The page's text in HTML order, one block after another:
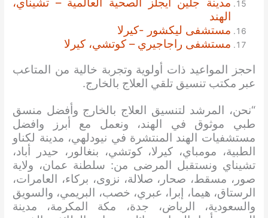
الهند
مستشفى ليكشور -كيرلا
مستشفى راجاجيري – كوتشي، كيرلا
احجز المواعيد ذات أولوية وتجربة خالية من المتاعب
عبر مكتب تنسيق تلقي العلاج بالخارج.
“نحن، المرشد لتنسيق العلاج بالخارج وأفضل منسق
طبي موثوق في الهند، ونعمل مع أبرز وافضل
مستشفيات الهند المنتشرة في نيودلهي، مدينة لكناو
الطبية، مومباي، كيرلا، كوتشي، بنغالور، حيدر أباد،
تشيناي ونستقبل المرضى من: سلطنة عمان، ولاية
صور، مسقط، صحار، صلالة، نزوى، بركاء، العامرات،
الرستاق، هيما، إبرا، عبري، خصب، البريمي، والسويق
والسعودية، الرياض، جدة، مكة المكرمة، مدينة